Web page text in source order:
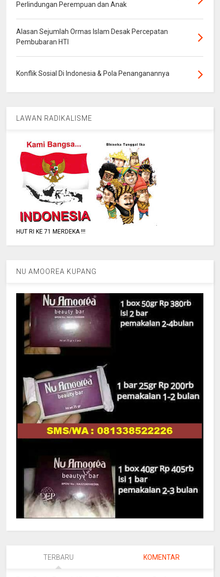
Perlindungan Perempuan dan Anak
Alasan Sejumlah Ormas Islam Desak Percepatan
Pembubaran HTI
Konflik Sosial Di Indonesia & Pola Penanganannya
LAWAN RADIKALISME
HUT RI KE 71 MERDEKA !!!
NU AMOOREA KUPANG
TERBARU KOMENTAR